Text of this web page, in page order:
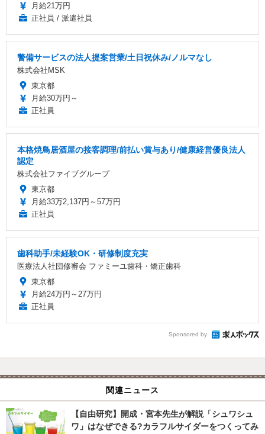
月給21万円
正社員 / 派遣社員
警備サービスの法人提案営業/土日祝休み/ノルマなし
株式会社MSK
東京都
月給30万円～
正社員
本格焼鳥居酒屋の接客調理/前払い賞与あり/健康経営優良法人
認定
株式会社ファイブグループ
東京都
月給33万2,137円～57万円
正社員
歯科助手/未経験OK・研修制度充実
医療法人社団修審会 ファミーユ歯科・矯正歯科
東京都
月給24万円～27万円
正社員
Sponsored by
関連ニュース
【自由研究】開成・宮本先生が解説「シュワシュ
ワ」はなぜできる?カラフルサイダーをつくってみ